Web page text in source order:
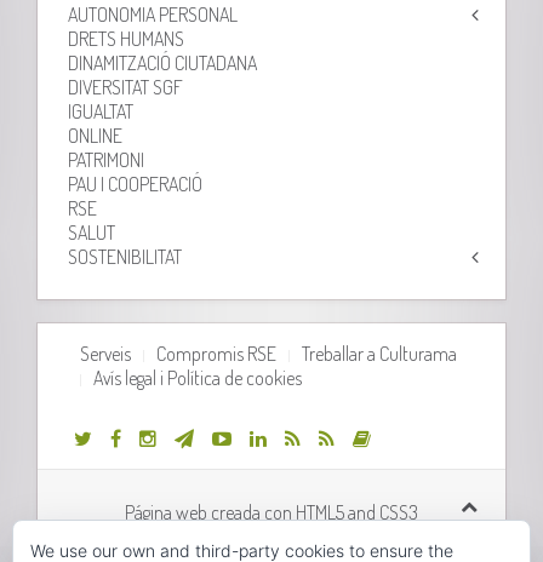
AUTONOMIA PERSONAL
DRETS HUMANS
DINAMITZACIÓ CIUTADANA
DIVERSITAT SGF
IGUALTAT
ONLINE
PATRIMONI
PAU I COOPERACIÓ
RSE
SALUT
SOSTENIBILITAT
Serveis Compromis RSE
Treballar a Culturama
Avís legal i Política de cookies
Página web creada con HTML5 and CSS3
We use our own and third-party cookies to ensure the